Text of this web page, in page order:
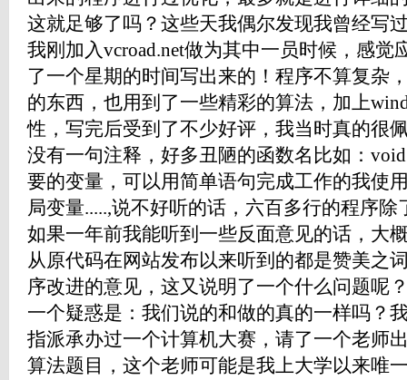
这就足够了吗？这些天我偶尔发现我曾经写
我刚加入vcroad.net做为其中一员时候，感觉
了一个星期的时间写出来的！程序不算复杂
的东西，也用到了一些精彩的算法，加上
性，写完后受到了不少好评，我当时真的很
没有一句注释，好多丑陋的函数名比如：
要的变量，可以用简单语句完成工作的我使
局变量.....,说不好听的话，六百多行的程序
如果一年前我能听到一些反面意见的话，大
从原代码在网站发布以来听到的都是赞美之
序改进的意见，这又说明了一个什么问题
一个疑惑是：我们说的和做的真的一样吗？
指派承办过一个计算机大赛，请了一个老师
算法题目，这个老师可能是我上大学以来唯